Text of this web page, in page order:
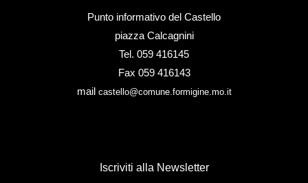
Punto informativo del Castello
piazza Calcagnini
Tel. 059 416145
Fax 059 416143
mail castello@comune.formigine.mo.it
Iscriviti alla Newsletter